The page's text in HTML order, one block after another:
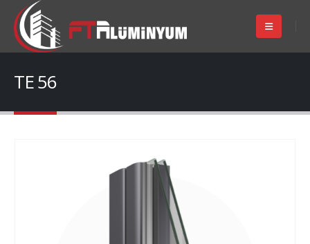
TE 56